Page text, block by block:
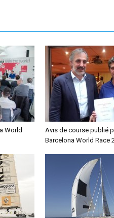
World
Avis de course publié
Barcelona World Race